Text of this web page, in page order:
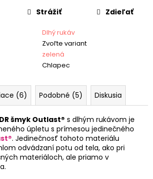
Dlhý rukáv
Zvoľte variant
zelená
Chlapec
Strážiť Zdieľať
(6) Podobné (5) Diskusia
šmyk Outlast® s dlhým rukávom je
úpletu s prímesou jedinečného
. Jedinečnosť tohoto materiálu
odvádzaní potu od tela, ako pri
materiáloch, ale priamo v